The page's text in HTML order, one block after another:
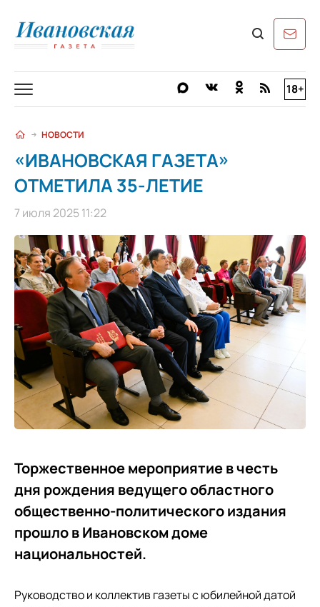
18+
НОВОСТИ
«ИВАНОВСКАЯ ГАЗЕТА»
ОТМЕТИЛА 35-ЛЕТИЕ
7 июля 2025 11:22
Торжественное мероприятие в честь
дня рождения ведущего областного
общественно-политического издания
прошло в Ивановском доме
национальностей.
Руководство и коллектив газеты с юбилейной датой